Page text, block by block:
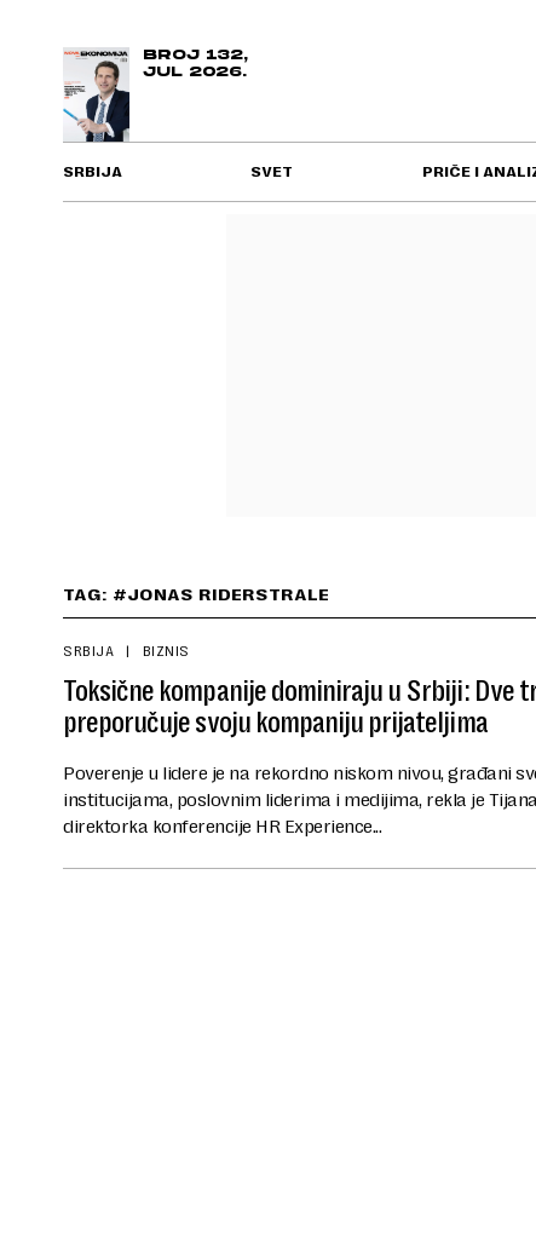
BROJ 132,
JUL 2026.
SRBIJA SVET PRIČE I
TAG: #JONAS RIDERSTRALE
SRBIJA BIZNIS
Toksične kompanije dominiraju u Srbiji: Dve
preporučuje svoju kompaniju prijateljima
Poverenje u lidere je na rekordno niskom nivou, građani
institucijama, poslovnim liderima i medijima, rekla je
direktorka konferencije HR Experience...